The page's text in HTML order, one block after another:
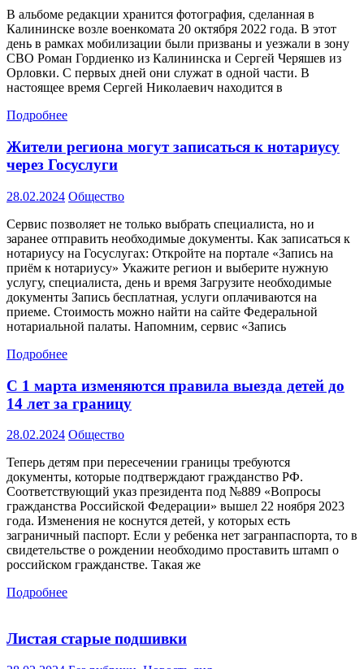
В альбоме редакции хранится фотография, сделанная в
Калининске возле военкомата 20 октября 2022 года. В этот
день в рамках мобилизации были призваны и уезжали в зону
СВО Роман Гордиенко из Калининска и Сергей Черяшев из
Орловки. С первых дней они служат в одной части. В
настоящее время Сергей Николаевич находится в
Подробнее
Жители региона могут записаться к нотариусу
через Госуслуги
28.02.2024 Общество
Сервис позволяет не только выбрать специалиста, но и
заранее отправить необходимые документы. Как записаться к
нотариусу на Госуслугах: Откройте на портале «Запись на
приём к нотариусу» Укажите регион и выберите нужную
услугу, специалиста, день и время Загрузите необходимые
документы Запись бесплатная, услуги оплачиваются на
приеме. Стоимость можно найти на сайте Федеральной
нотариальной палаты. Напомним, сервис «Запись
Подробнее
С 1 марта изменяются правила выезда детей до
14 лет за границу
28.02.2024 Общество
Теперь детям при пересечении границы требуются
документы, которые подтверждают гражданство РФ.
Соответствующий указ президента под №889 «Вопросы
гражданства Российской Федерации» вышел 22 ноября 2023
года. Изменения не коснутся детей, у которых есть
заграничный паспорт. Если у ребенка нет загранпаспорта, то в
свидетельстве о рождении необходимо проставить штамп о
российском гражданстве. Такая же
Подробнее
Листая старые подшивки